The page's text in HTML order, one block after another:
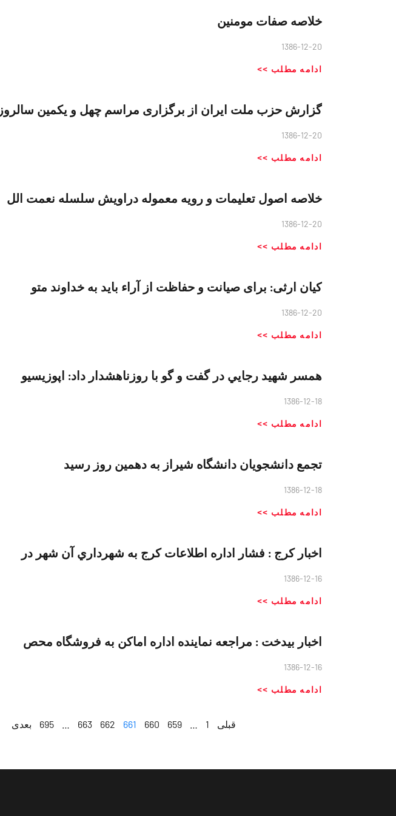
خلاصه صفات مومنین
1386-12-20
ادامه مطلب >>
گزارش حزب ملت ایران از برگزاری مراسم چهل و یکمین سالروز
1386-12-20
ادامه مطلب >>
خلاصه اصول تعلیمات و رویه معموله دراویش سلسله نعمت الل
1386-12-20
ادامه مطلب >>
کیان ارثی: برای صیانت و حفاظت از آراء باید به خداوند متو
1386-12-20
ادامه مطلب >>
همسر شهيد رجايي در گفت و گو با روزناهشدار داد: اپوزيسيو
1386-12-18
ادامه مطلب >>
تجمع دانشجويان دانشگاه شيراز به دهمين روز رسيد
1386-12-18
ادامه مطلب >>
اخبار کرج : فشار اداره اطلاعات كرج به شهرداري آن شهر در
1386-12-16
ادامه مطلب >>
اخبار بیدخت : مراجعه نماينده اداره اماكن به فروشگاه محص
1386-12-16
ادامه مطلب >>
قبلی 1
659
660
661
662
663
695 بعدی